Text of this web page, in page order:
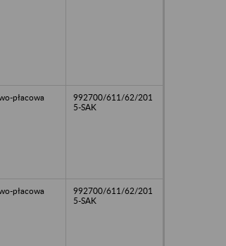
płacowa
992700/611/62/201
5-SAK
płacowa
992700/611/62/201
5-SAK